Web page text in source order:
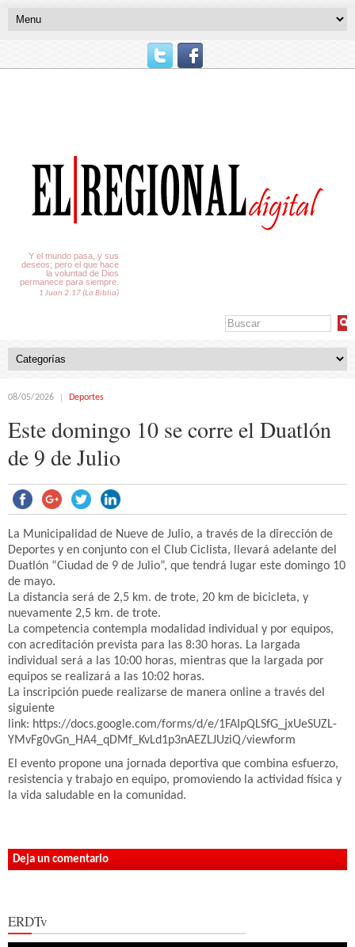
Y el mundo pasa, y sus
deseos; pero el que hace
la voluntad de Dios
permanece para siempre.
1 Juan 2:17 (La Biblia)
08/05/2026 Deportes
Este domingo 10 se corre el Duatlón
de 9 de Julio
La Municipalidad de Nueve de Julio, a través de la dirección de
Deportes y en conjunto con el Club Ciclista, llevará adelante del
Duatlón “Ciudad de 9 de Julio”, que tendrá lugar este domingo 10
de mayo.
La distancia será de 2,5 km. de trote, 20 km de bicicleta, y
nuevamente 2,5 km. de trote.
La competencia contempla modalidad individual y por equipos,
con acreditación prevista para las 8:30 horas. La largada
individual será a las 10:00 horas, mientras que la largada por
equipos se realizará a las 10:02 horas.
La inscripción puede realizarse de manera online a través del
siguiente
link: https://docs.google.com/forms/d/e/1FAIpQLSfG_jxUeSUZL-
YMvFg0vGn_HA4_qDMf_KvLd1p3nAEZLJUziQ/viewform
El evento propone una jornada deportiva que combina esfuerzo,
resistencia y trabajo en equipo, promoviendo la actividad física y
la vida saludable en la comunidad.
Deja un comentario
ERDTv